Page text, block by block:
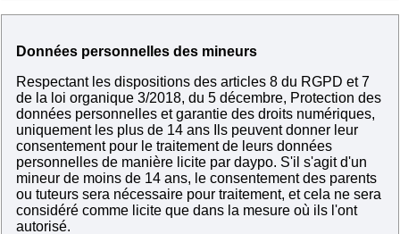
Données personnelles des mineurs
Respectant les dispositions des articles 8 du RGPD et 7
de la loi organique 3/2018, du 5 décembre, Protection des
données personnelles et garantie des droits numériques,
uniquement les plus de 14 ans Ils peuvent donner leur
consentement pour le traitement de leurs données
personnelles de manière licite par daypo. S'il s'agit d'un
mineur de moins de 14 ans, le consentement des parents
ou tuteurs sera nécessaire pour traitement, et cela ne sera
considéré comme licite que dans la mesure où ils l'ont
autorisé.